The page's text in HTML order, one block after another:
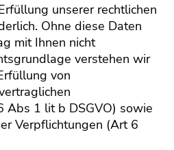
unserer rechtlichen
Ohne diese Daten
mit Ihnen nicht
verstehen wir
von
Abs 1 lit b DSGVO) sowie
Verpflichtungen (Art 6